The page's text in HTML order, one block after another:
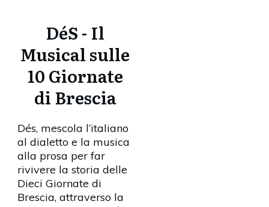
DéS - Il
Musical sulle
10 Giornate
di Brescia
Dés, mescola l’italiano
al dialetto e la musica
alla prosa per far
rivivere la storia delle
Dieci Giornate di
Brescia, attraverso la